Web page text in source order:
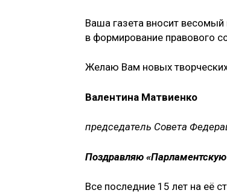
Ваша газета вносит
в формирование правового
Желаю Вам новых
Валентина Матвиенко
председатель Совета
Поздравляю
Все последние 15 лет на её